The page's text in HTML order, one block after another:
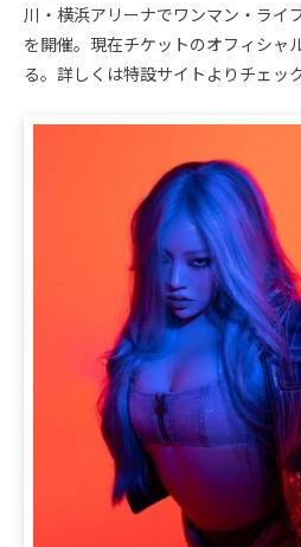
川・横浜アリーナでワンマン・ライ
を開催。現在チケットのオフィシャ
る。詳しくは特設サイトよりチェック